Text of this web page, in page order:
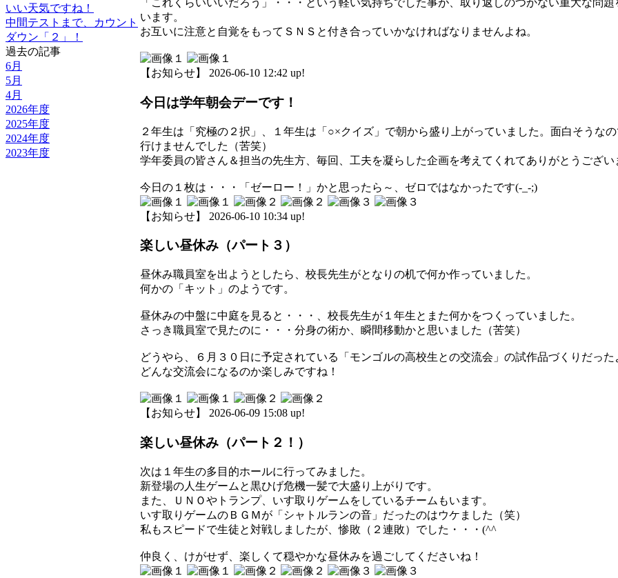
いい天気ですね！
中間テストまで、カウント
ダウン「２」！
過去の記事
6月
5月
4月
2026年度
2025年度
2024年度
2023年度
「これくらいいいだろう」・・・という軽い気持ちでした事が、取り返しのつかない重大な問
います。
お互いに注意と自覚をもってＳＮＳと付き合っていかなければなりませんよね。
【お知らせ】 2026-06-10 12:42 up!
今日は学年朝会デーです！
２年生は「究極の２択」、１年生は「○×クイズ」で朝から盛り上がっていました。面白そうな
行けませんでした（苦笑）
学年委員の皆さん＆担当の先生方、毎回、工夫を凝らした企画を考えてくれてありがとうござい
今日の１枚は・・・「ゼーロー！」かと思ったら～、ゼロではなかったです(-_-;)
【お知らせ】 2026-06-10 10:34 up!
楽しい昼休み（パート３）
昼休み職員室を出ようとしたら、校長先生がとなりの机で何か作っていました。
何かの「キット」のようです。
昼休みの中盤に中庭を見ると・・・、校長先生が１年生とまた何かをつくっていました。
さっき職員室で見たのに・・・分身の術か、瞬間移動かと思いました（苦笑）
どうやら、６月３０日に予定されている「モンゴルの高校生との交流会」の試作品づくりだっ
どんな交流会になるのか楽しみですね！
【お知らせ】 2026-06-09 15:08 up!
楽しい昼休み（パート２！）
次は１年生の多目的ホールに行ってみました。
新登場の人生ゲームと黒ひげ危機一髪で大盛り上がりです。
また、ＵＮＯやトランプ、いす取りゲームをしているチームもいます。
いす取りゲームのＢＧＭが「シャトルランの音」だったのはウケました（笑）
私もスピードで生徒と対戦しましたが、惨敗（２連敗）でした・・・(^^ゞ
仲良く、けがせず、楽しくて穏やかな昼休みを過ごしてくださいね！